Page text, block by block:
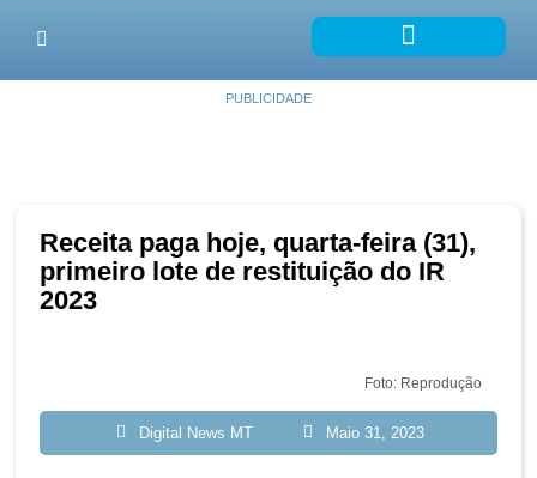
PUBLICIDADE
Receita paga hoje, quarta-feira (31),
primeiro lote de restituição do IR
2023
Foto: Reprodução
Digital News MT Maio 31, 2023